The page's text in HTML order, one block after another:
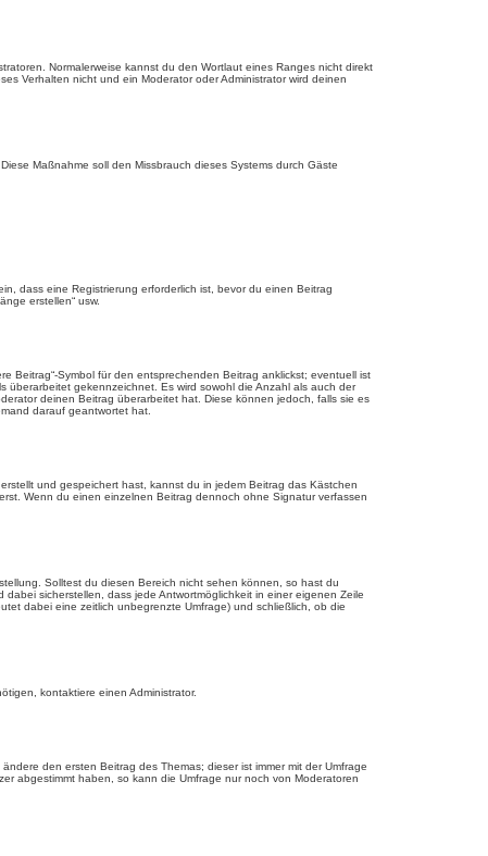
Normalerweise kannst du den Wortlaut eines Ranges nicht direkt
Verhalten nicht und ein Moderator oder Administrator wird deinen
Maßnahme soll den Missbrauch dieses Systems durch Gäste
dass eine Registrierung erforderlich ist, bevor du einen Beitrag
erstellen“ usw.
Beitrag“-Symbol für den entsprechenden Beitrag anklickst; eventuell ist
gekennzeichnet. Es wird sowohl die Anzahl als auch der
deinen Beitrag überarbeitet hat. Diese können jedoch, falls sie es
darauf geantwortet hat.
und gespeichert hast, kannst du in jedem Beitrag das Kästchen
Wenn du einen einzelnen Beitrag dennoch ohne Signatur verfassen
Solltest du diesen Bereich nicht sehen können, so hast du
sicherstellen, dass jede Antwortmöglichkeit in einer eigenen Zeile
dabei eine zeitlich unbegrenzte Umfrage) und schließlich, ob die
kontaktiere einen Administrator.
den ersten Beitrag des Themas; dieser ist immer mit der Umfrage
abgestimmt haben, so kann die Umfrage nur noch von Moderatoren